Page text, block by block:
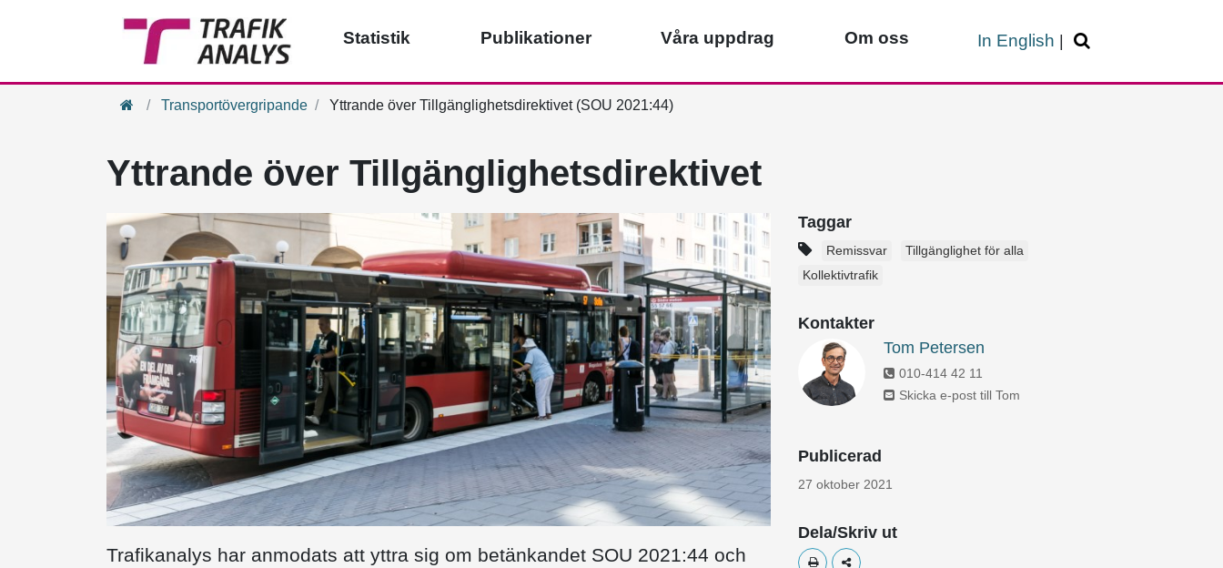
Statistik Publikationer Våra uppdrag Om oss In English
HemTransportövergripande Yttrande över Tillgänglighetsdirektivet (SOU 2021:44)
Yttrande över Tillgänglighetsdirektivet
Trafikanalys har anmodats att yttra sig om betänkandet SOU 2021:44 och
Taggar
Remissvar
Tillgänglighet för alla
Kollektivtrafik
Kontakter
Tom Petersen
010-414 42 11
Skicka e-post till Tom
Publicerad
27 oktober 2021
Dela/Skriv ut
Skriv utDela